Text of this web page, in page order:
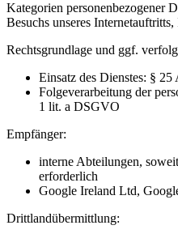
Kategorien personenbezogener
Besuchs unseres
Rechtsgrundlage und ggf.
Einsatz des Dienstes: §
Folgeverarbeitung der
1 lit. a DSGVO
Empfänger:
interne Abteilungen,
erforderlich
Google Ireland Ltd,
Drittlandübermittlung: